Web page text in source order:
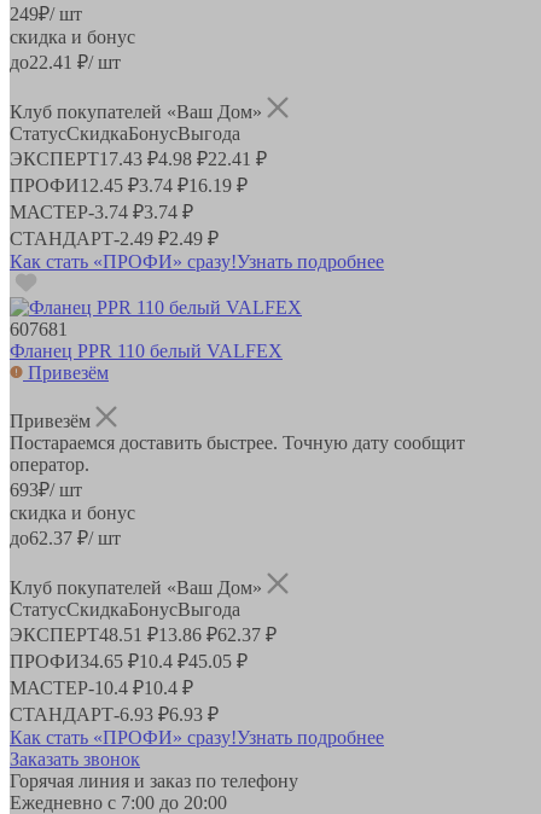
249₽/ шт
скидка и бонус
до22.41 ₽/ шт
Клуб покупателей «Ваш Дом»
СтатусСкидкаБонусВыгода
ЭКСПЕРТ17.43 ₽4.98 ₽22.41 ₽
ПРОФИ12.45 ₽3.74 ₽16.19 ₽
МАСТЕР-3.74 ₽3.74 ₽
СТАНДАРТ-2.49 ₽2.49 ₽
Как стать «ПРОФИ» сразу!Узнать подробнее
607681
Фланец PPR 110 белый VALFEX
Привезём
Привезём
Постараемся доставить быстрее. Точную дату сообщит
оператор.
693₽/ шт
скидка и бонус
до62.37 ₽/ шт
Клуб покупателей «Ваш Дом»
СтатусСкидкаБонусВыгода
ЭКСПЕРТ48.51 ₽13.86 ₽62.37 ₽
ПРОФИ34.65 ₽10.4 ₽45.05 ₽
МАСТЕР-10.4 ₽10.4 ₽
СТАНДАРТ-6.93 ₽6.93 ₽
Как стать «ПРОФИ» сразу!Узнать подробнее
Заказать звонок
Горячая линия и заказ по телефону
Ежедневно с 7:00 до 20:00